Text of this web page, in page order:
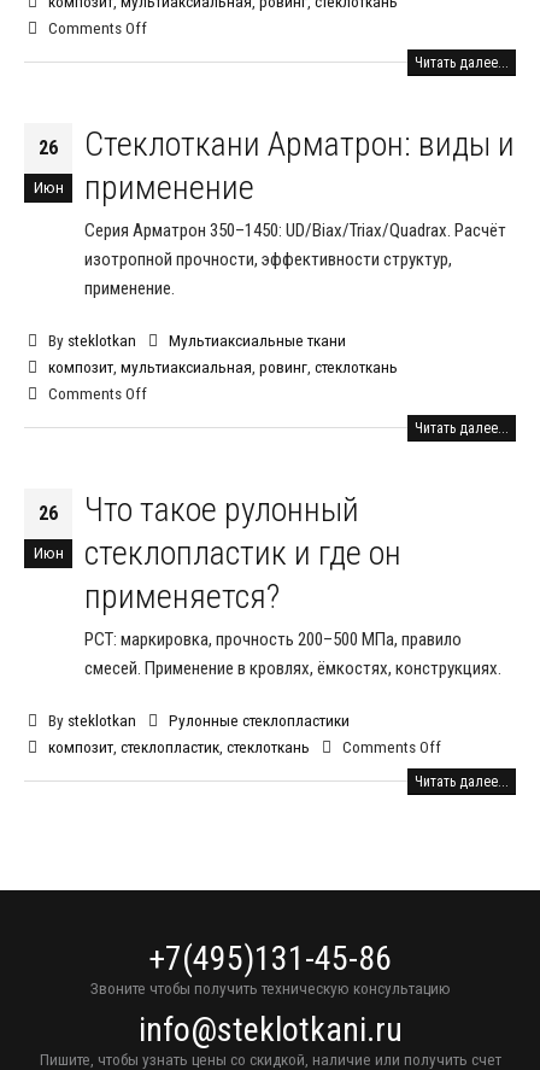
Comments Off
Читать далее...
26
Июн
Стеклоткани Арматрон: виды и
применение
Серия Арматрон 350–1450: UD/Biax/Triax/Quadrax. Расчёт
изотропной прочности, эффективности структур,
применение.
By steklotkan
Мультиаксиальные ткани
композит, мультиаксиальная ровинг, стеклоткань
Comments Off
Читать далее...
26
Июн
Что такое рулонный
стеклопластик и где он
применяется?
РСТ: маркировка, прочность 200–500 МПа, правило
смесей. Применение в кровлях, ёмкостях, конструкциях.
By steklotkan
Рулонные стеклопластики
композит, стеклопластик, стеклоткань Comments Off
Читать далее...
+7(495)131-45-86
Звоните чтобы получить техническую консультацию
info@steklotkani.ru
Пишите, чтобы узнать цены со скидкой, наличие или получить счет